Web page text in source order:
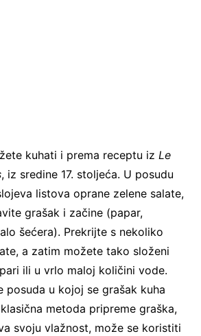
kuhati i prema receptu iz Le
, iz sredine 17. stoljeća. U posudu
listova oprane zelene salate,
grašak i začine (papar,
šećera). Prekrijte s nekoliko
a zatim možete tako složeni
ili u vrlo maloj količini vode.
posuda u kojoj se grašak kuha
metoda pripreme graška,
svoju vlažnost, može se koristiti